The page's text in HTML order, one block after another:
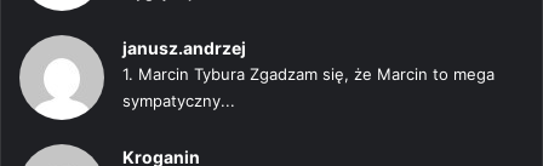
janusz.andrzej
1. Marcin Tybura Zgadzam się, że Marcin to mega
sympatyczny...
Kroganin